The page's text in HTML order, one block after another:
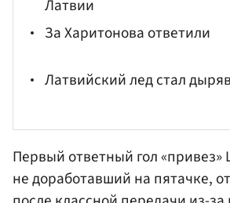
Латвии
За Харитонова ответили
Латвийский лед стал
Первый ответный гол «привез»
не доработавший на пятачке,